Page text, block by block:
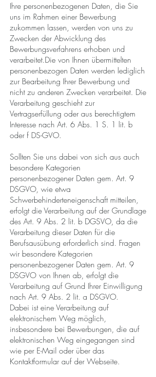
Ihre personenbezogenen Daten, die Sie
uns im Rahmen einer Bewerbung
zukommen lassen, werden von uns zu
Zwecken der Abwicklung des
Bewerbungsverfahrens erhoben und
verarbeitet.Die von Ihnen übermittelten
personenbezogen Daten werden lediglich
zur Bearbeitung Ihrer Bewerbung und
nicht zu anderen Zwecken verarbeitet. Die
Verarbeitung geschieht zur
Vertragserfüllung oder aus berechtigtem
Interesse nach Art. 6 Abs. 1 S. 1 lit. b
oder f DS-GVO.
Sollten Sie uns dabei von sich aus auch
besondere Kategorien
personenbezogener Daten gem. Art. 9
DSGVO, wie etwa
Schwerbehinderteneigenschaft mitteilen,
erfolgt die Verarbeitung auf der Grundlage
des Art. 9 Abs. 2 lit. b DGSVO, da die
Verarbeitung dieser Daten für die
Berufsausübung erforderlich sind. Fragen
wir besondere Kategorien
personenbezogener Daten gem. Art. 9
DSGVO von Ihnen ab, erfolgt die
Verarbeitung auf Grund Ihrer Einwilligung
nach Art. 9 Abs. 2 lit. a DSGVO.
Dabei ist eine Verarbeitung auf
elektronischem Weg möglich,
insbesondere bei Bewerbungen, die auf
elektronischen Weg eingegangen sind
wie per E-Mail oder über das
Kontaktformular auf der Webseite.